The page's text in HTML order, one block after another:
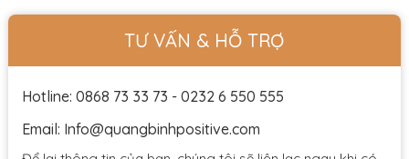
TƯ VẤN & HỖ TRỢ
Hotline: 0868 73 33 73 - 0232 6 550 555
Email: Info@quangbinhpositive.com